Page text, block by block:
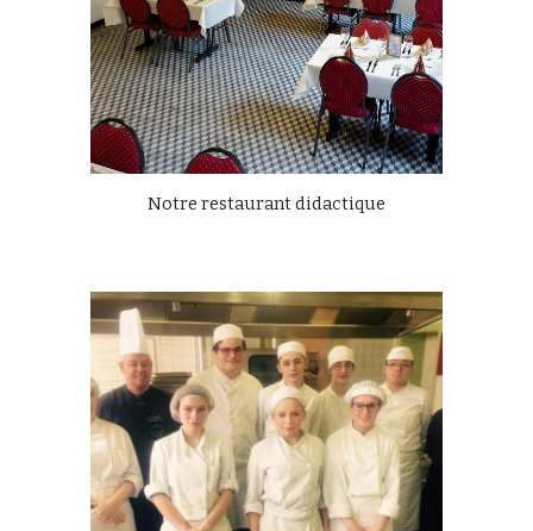
Notre restaurant didactique